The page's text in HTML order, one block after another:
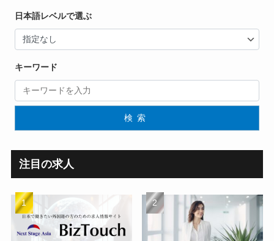
日本語レベルで選ぶ
キーワード
検索
注目の求人